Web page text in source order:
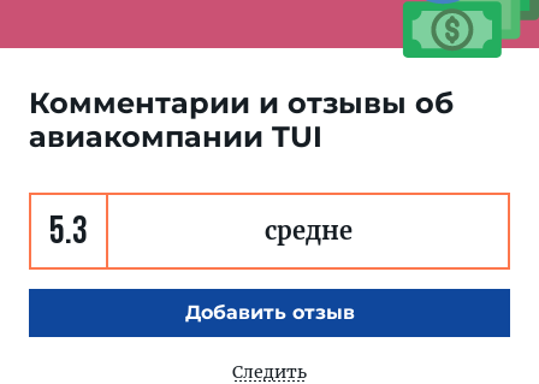
Комментарии и отзывы об
авиакомпании TUI
5.3 средне
Добавить отзыв
Следить